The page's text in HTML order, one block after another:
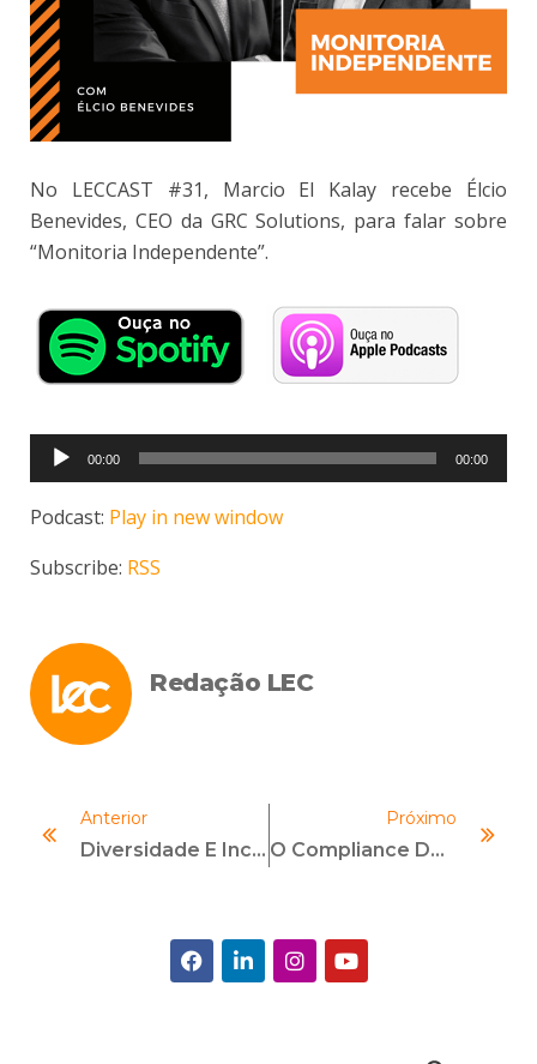
No LECCAST #31, Marcio El Kalay recebe Élcio
Benevides, CEO da GRC Solutions, para falar sobre
“Monitoria Independente”.
Tocador
de
áudio
00:00 00:00
Podcast: Play in new window
Subscribe: RSS
Redação LEC
Anterior
Diversidade E Inclusão, O Décimo Pilar Do Programa De Compliance
Próximo
O Compliance Deve Combater O Assédio E A Importunação Sexual